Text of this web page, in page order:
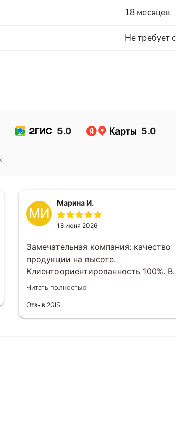
18 месяцев
Не требует
5.0 5.0
МИ
Марина И.
18 июня 2026
Замечательная компания: качество
продукции на высоте.
Клиентоориентированность 100%. В
индивидуальном порядке любой
оперативно , сроки выполнения
тоже соблюдаются. Будем еще
Читать полностью
Отзыв 2GIS